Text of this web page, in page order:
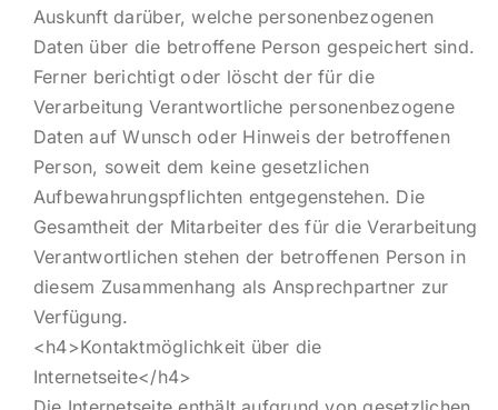
Auskunft darüber, welche personenbezogenen
Daten über die betroffene Person gespeichert sind.
Ferner berichtigt oder löscht der für die
Verarbeitung Verantwortliche personenbezogene
Daten auf Wunsch oder Hinweis der betroffenen
Person, soweit dem keine gesetzlichen
Aufbewahrungspflichten entgegenstehen. Die
Gesamtheit der Mitarbeiter des für die Verarbeitung
Verantwortlichen stehen der betroffenen Person in
diesem Zusammenhang als Ansprechpartner zur
Verfügung.
<h4>Kontaktmöglichkeit über die
Internetseite</h4>